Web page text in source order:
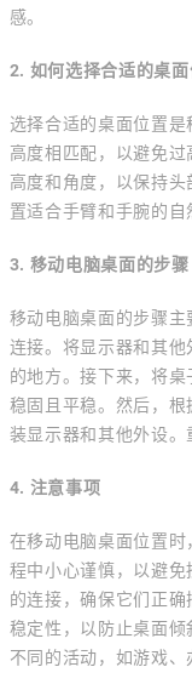
感。
2. 如何选择合适的桌
选择合适的桌面位置
高度相匹配，以避免
高度和角度，以保持
置适合手臂和手腕的自
3. 移动电脑桌面的步骤
移动电脑桌面的步骤
连接。将显示器和其
的地方。接下来，将
稳固且平稳。然后，
装显示器和其他外设。
4. 注意事项
在移动电脑桌面位置
程中小心谨慎，以避
的连接，确保它们正
稳定性，以防止桌面
不同的活动，如游戏、